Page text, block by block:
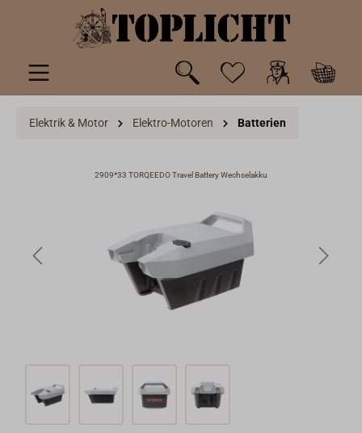
springen
Elektrik & Motor Elektro-Motoren Batterien
2909*33 TORQEEDO Travel Battery Wechselakku